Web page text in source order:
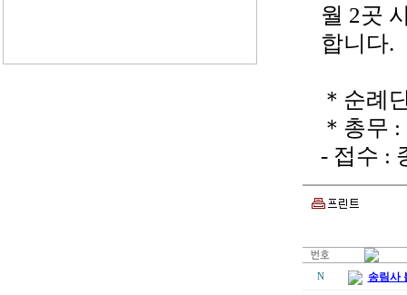
월 2곳
합니다.
＊순례
＊총무
- 접수 :
N 송림사